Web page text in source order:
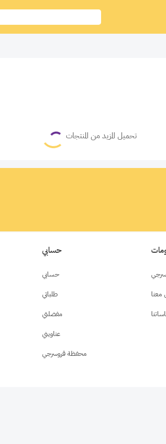
تحميل المزيد من المنتجات
حسابي
حسابي
طلباتي
مفضلتي
عناويني
محفظة قروسرجي
معنا